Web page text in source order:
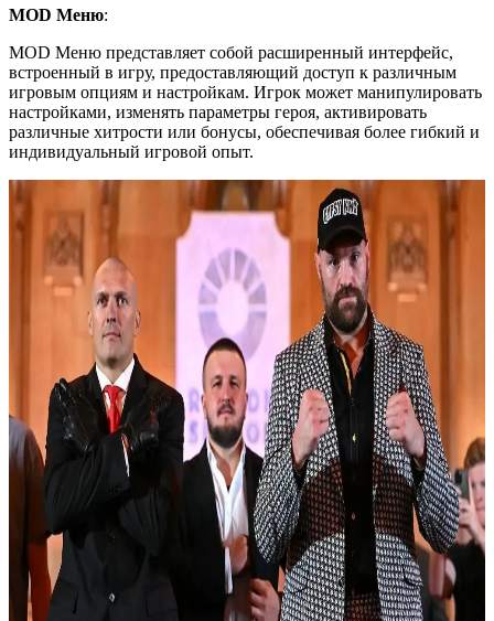
MOD Меню:
MOD Меню представляет собой расширенный интерфейс,
встроенный в игру, предоставляющий доступ к различным
игровым опциям и настройкам. Игрок может манипулировать
настройками, изменять параметры героя, активировать
различные хитрости или бонусы, обеспечивая более гибкий и
индивидуальный игровой опыт.